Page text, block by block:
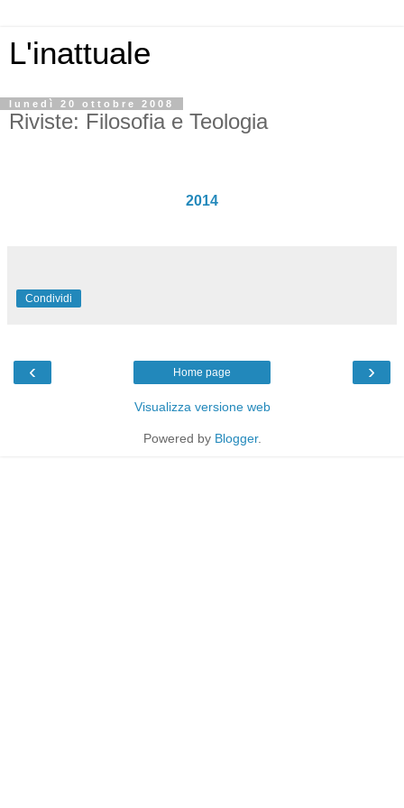
L'inattuale
lunedì 20 ottobre 2008
Riviste: Filosofia e Teologia
2014
Condividi
‹ ›
Home page
Visualizza versione web
Powered by Blogger.